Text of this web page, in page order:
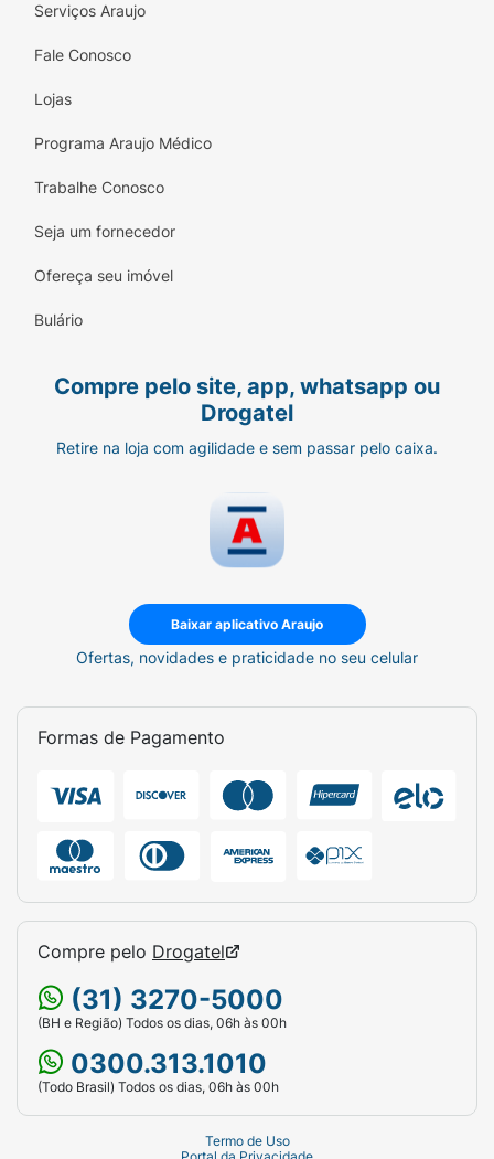
Serviços Araujo
Fale Conosco
Lojas
Programa Araujo Médico
Trabalhe Conosco
Seja um fornecedor
Ofereça seu imóvel
Bulário
Compre pelo site, app, whatsapp ou
Drogatel
Retire na loja com agilidade e sem passar pelo caixa.
Baixar aplicativo Araujo
Ofertas, novidades e praticidade no seu celular
Formas de Pagamento
Compre pelo Drogatel
(31) 3270-5000
(BH e Região) Todos os dias, 06h às 00h
0300.313.1010
(Todo Brasil) Todos os dias, 06h às 00h
Termo de Uso